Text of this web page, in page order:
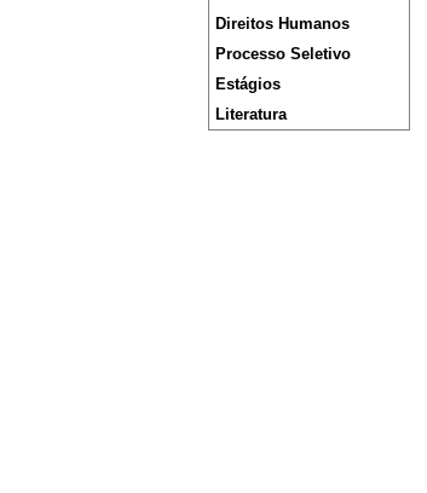
Direitos Humanos
Processo Seletivo
Estágios
Literatura